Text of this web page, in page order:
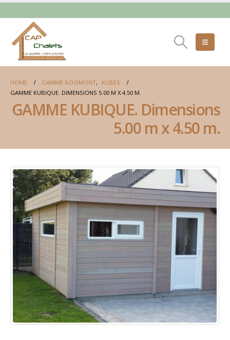
HOME GAMME BOISMONT,
KUBES
GAMME KUBIQUE. DIMENSIONS 5.00 M X 4.50 M.
GAMME KUBIQUE. Dimensions
5.00 m x 4.50 m.